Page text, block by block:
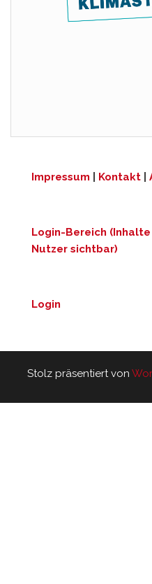
Impressum Kontakt
Login-Bereich
Nutzer sichtbar)
Login
Stolz präsentiert von